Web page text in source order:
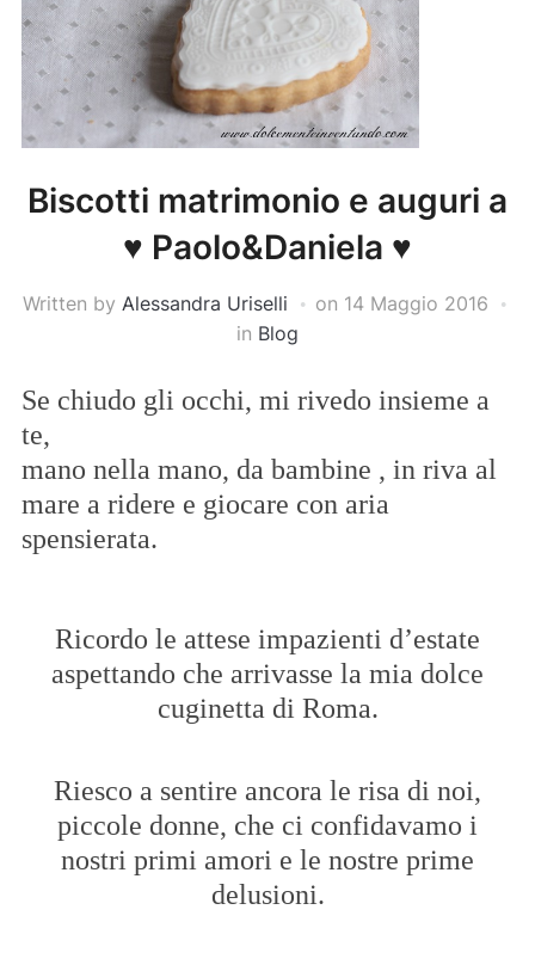
Biscotti matrimonio e auguri a
♥ Paolo&Daniela ♥
Written by Alessandra Uriselli on 14 Maggio 2016
in Blog
Se chiudo gli occhi, mi rivedo insieme a
te,
mano nella mano, da bambine , in riva al
mare a ridere e giocare con aria
spensierata.
Ricordo le attese impazienti d’estate
aspettando che arrivasse la mia dolce
cuginetta di Roma.
Riesco a sentire ancora le risa di noi,
piccole donne, che ci confidavamo i
nostri primi amori e le nostre prime
delusioni.